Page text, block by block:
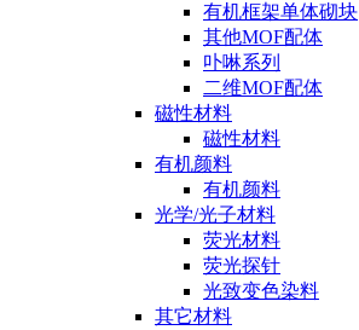
有机框架单体砌块
其他MOF配体
卟啉系列
二维MOF配体
磁性材料
磁性材料
有机颜料
有机颜料
光学/光子材料
荧光材料
荧光探针
光致变色染料
其它材料